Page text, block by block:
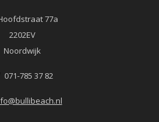
77a
2202EV
Noordwijk
071-785 37 82